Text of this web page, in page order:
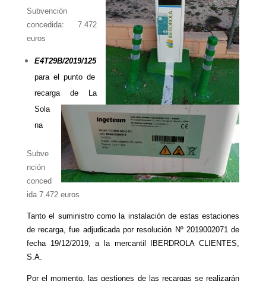
Subvención
concedida: 7.472
euros
E4T29B/2019/125
para el punto de
recarga de La
Sola
na
Subve
nción
conced
ida 7.472 euros
Tanto el suministro como la instalación de estas estaciones
de recarga, fue adjudicada por resolución Nº 2019002071 de
fecha 19/12/2019,a la mercantil
IBERDROLA CLIENTES,
S.A.
Por el momento, las gestiones de las recargas se realizarán